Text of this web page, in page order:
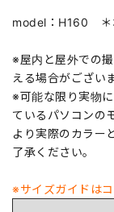
model：H160 ＊
※屋内と屋外での
える場合がござい
※可能な限り実物
ているパソコンの
より実際のカラー
了承ください。
※サイズガイドは